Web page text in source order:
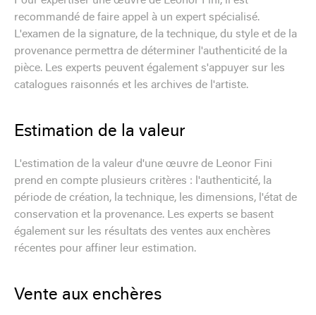
recommandé de faire appel à un expert spécialisé.
L'examen de la signature, de la technique, du style et de la
provenance permettra de déterminer l'authenticité de la
pièce. Les experts peuvent également s'appuyer sur les
catalogues raisonnés et les archives de l'artiste.
Estimation de la valeur
L'estimation de la valeur d'une œuvre de Leonor Fini
prend en compte plusieurs critères : l'authenticité, la
période de création, la technique, les dimensions, l'état de
conservation et la provenance. Les experts se basent
également sur les résultats des ventes aux enchères
récentes pour affiner leur estimation.
Vente aux enchères